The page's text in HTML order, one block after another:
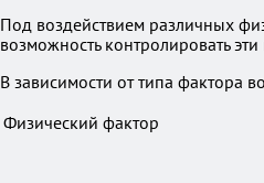
Под воздействием различных
возможность контролировать
В зависимости от типа фактора
Физический фактор